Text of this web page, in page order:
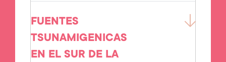
FUENTES
TSUNAMIGENICAS
EN EL SUR DE LA